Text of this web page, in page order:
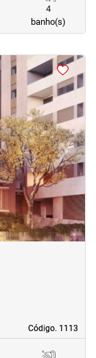
4
banho(s)
›Next
Código. 1113
Código. 1113